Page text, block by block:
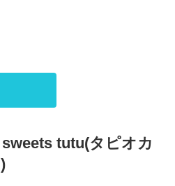
sweets tutu(タピオカ